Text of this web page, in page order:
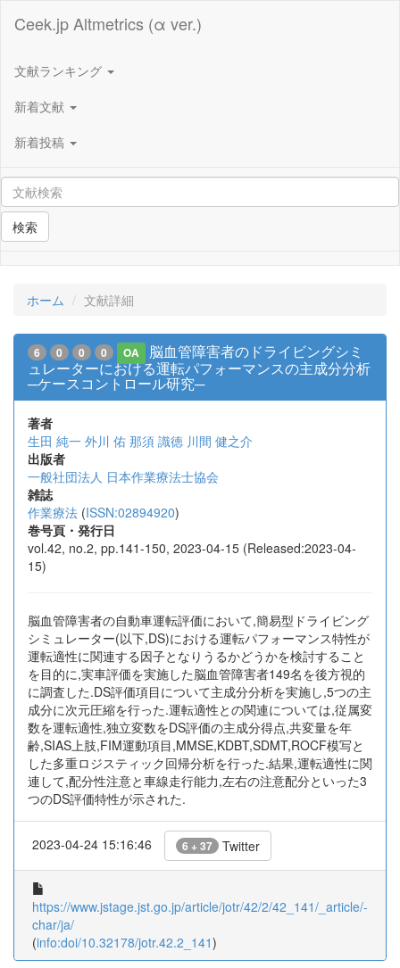
Ceek.jp Altmetrics (α ver.)
文献ランキング
新着文献
新着投稿
検索
ホーム 文献詳細
6 0 0 0 OA
脳血管障害者のドライビングシミ
ュレーターにおける運転パフォーマンスの主成分分析
─ケースコントロール研究─
著者
生田 純一 外川 佑 那須 識徳 川間 健之介
出版者
一般社団法人 日本作業療法士協会
雑誌
作業療法 (ISSN:02894920)
巻号頁・発行日
vol.42, no.2, pp.141-150, 2023-04-15 (Released:2023-04-
15)
脳血管障害者の自動車運転評価において,簡易型ドライビング
シミュレーター(以下,DS)における運転パフォーマンス特性が
運転適性に関連する因子となりうるかどうかを検討すること
を目的に,実車評価を実施した脳血管障害者149名を後方視的
に調査した.DS評価項目について主成分分析を実施し,5つの主
成分に次元圧縮を行った.運転適性との関連については,従属変
数を運転適性,独立変数をDS評価の主成分得点,共変量を年
齢,SIAS上肢,FIM運動項目,MMSE,KDBT,SDMT,ROCF模写と
した多重ロジスティック回帰分析を行った.結果,運転適性に関
連して,配分性注意と車線走行能力,左右の注意配分といった3
つのDS評価特性が示された.
2023-04-24 15:16:46 6 + 37 Twitter
https://www.jstage.jst.go.jp/article/jotr/42/2/42_141/_article/-
char/ja/
(info:doi/10.32178/jotr.42.2_141)